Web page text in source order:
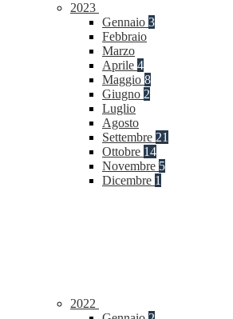
2023
Gennaio 3
Febbraio
Marzo
Aprile 4
Maggio 8
Giugno 2
Luglio
Agosto
Settembre 21
Ottobre 14
Novembre 5
Dicembre 1
2022